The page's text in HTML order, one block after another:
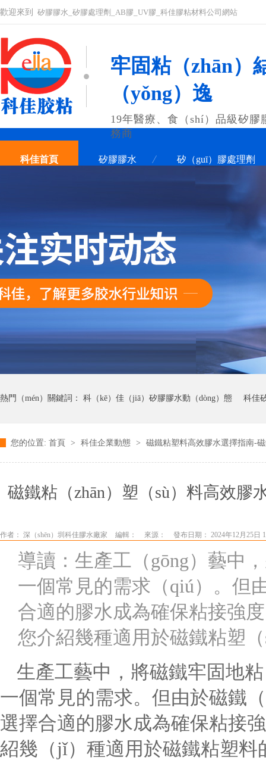
歡迎來到 矽膠膠水_矽膠處理劑_AB膠_UV膠_科佳膠粘材料公司網站
牢固粘（zhān）
（yǒng）逸
19年醫療、食（shí）品級矽膠
務商
科佳首頁 矽膠膠水 矽（guī）膠處理劑
熱門（mén）關鍵詞： 科（kē）佳（jiā）矽膠膠水動（dòng）態 科佳
科佳UV無影膠水動態 科佳快幹膠動態
您的位置: 首頁 > 科佳企業動態 > 磁鐵粘塑料高效膠水選擇指南-
磁鐵粘（zhān）塑（sù）料高效膠
作者： 深（shēn）圳科佳膠水廠家 編輯： 來源： 發布日期： 2024年12月25日
導讀：生產工（gōng）藝中
一個常見的需求（qiú）。但
合適的膠水成為確保粘接強
您介紹幾種適用於磁鐵粘塑
生產工藝中，將磁鐵牢固地
一個常見的需求。但由於磁鐵
選擇合適的膠水成為確保粘接
紹幾（jǐ）種適用於磁鐵粘塑料